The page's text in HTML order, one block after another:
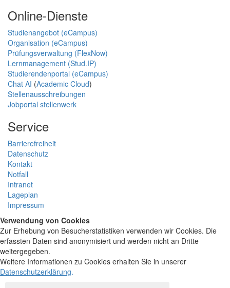
Online-Dienste
Studienangebot (eCampus)
Organisation (eCampus)
Prüfungsverwaltung (FlexNow)
Lernmanagement (Stud.IP)
Studierendenportal (eCampus)
Chat AI (Academic Cloud)
Stellenausschreibungen
Jobportal stellenwerk
Service
Barrierefreiheit
Datenschutz
Kontakt
Notfall
Intranet
Lageplan
Impressum
Verwendung von Cookies
Zur Erhebung von Besucherstatistiken verwenden wir Cookies. Die
erfassten Daten sind anonymisiert und werden nicht an Dritte
weitergegeben.
Weitere Informationen zu Cookies erhalten Sie in unserer
Datenschutzerklärung.